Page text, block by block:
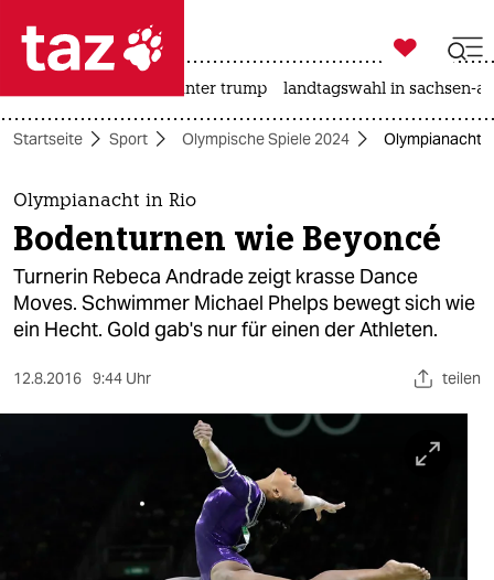
 taz zahl ich
taz zahl ich
themen
politik
öko

taz zahl ich
usa unter trump landtagswahl in sachsen-
Startseite Sport Olympische Spiele 2024 Olympianacht
Olympianacht in Rio
Bodenturnen wie Beyoncé
Turnerin Rebeca Andrade zeigt krasse Dance
Moves. Schwimmer Michael Phelps bewegt sich wie
ein Hecht. Gold gab's nur für einen der Athleten.
12.8.2016 9:44 Uhr teilen